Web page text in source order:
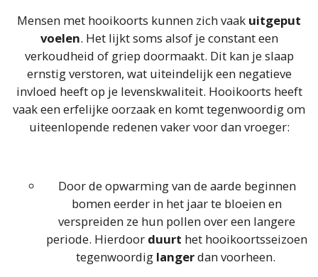
Mensen met hooikoorts kunnen zich vaak uitgeput
voelen. Het lijkt soms alsof je constant een
verkoudheid of griep doormaakt. Dit kan je slaap
ernstig verstoren, wat uiteindelijk een negatieve
invloed heeft op je levenskwaliteit. Hooikoorts heeft
vaak een erfelijke oorzaak en komt tegenwoordig om
uiteenlopende redenen vaker voor dan vroeger:
Door de opwarming van de aarde beginnen
bomen eerder in het jaar te bloeien en
verspreiden ze hun pollen over een langere
periode. Hierdoor duurt het hooikoortsseizoen
tegenwoordiglangerdan voorheen.